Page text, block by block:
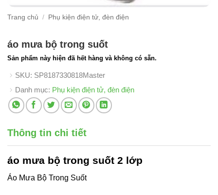
Trang chủ / Phụ kiện điện tử, đèn điện
áo mưa bộ trong suốt
Sản phẩm này hiện đã hết hàng và không có sẵn.
SKU: SP8187330818Master
Danh mục: Phụ kiện điện tử, đèn điện
Thông tin chi tiết
áo mưa bộ trong suốt 2 lớp
Áo Mưa Bộ Trong Suốt